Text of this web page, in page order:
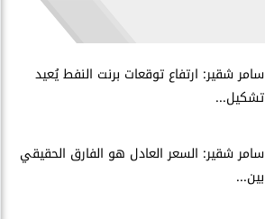
سامر شقير: ارتفاع توقعات برنت النفط يُعيد
تشكيل...
سامر شقير: السعر العادل هو الفارق الحقيقي
بين...